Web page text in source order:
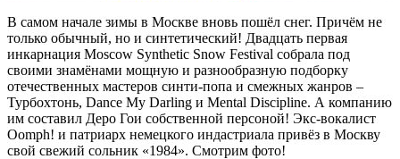
В самом начале зимы в Москве вновь пошёл снег. Причём не
только обычный, но и синтетический! Двадцать первая
инкарнация Moscow Synthetic Snow Festival собрала под
своими знамёнами мощную и разнообразную подборку
отечественных мастеров синти-попа и смежных жанров –
Турбохтонь, Dance My Darling и Mental Discipline. А компанию
им составил Деро Гои собственной персоной! Экс-вокалист
Oomph! и патриарх немецкого индастриала привёз в Москву
свой свежий сольник «1984». Смотрим фото!